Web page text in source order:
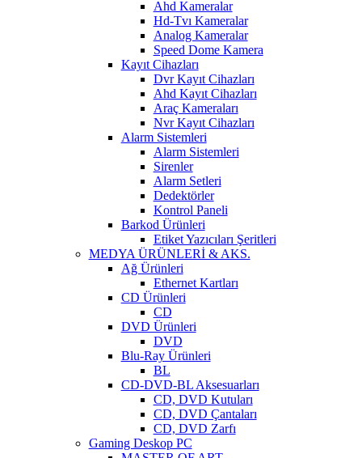
Ahd Kameralar
Hd-Tvı Kameralar
Analog Kameralar
Speed Dome Kamera
Kayıt Cihazları
Dvr Kayıt Cihazları
Ahd Kayıt Cihazları
Araç Kameraları
Nvr Kayıt Cihazları
Alarm Sistemleri
Alarm Sistemleri
Sirenler
Alarm Setleri
Dedektörler
Kontrol Paneli
Barkod Ürünleri
Etiket Yazıcıları Şeritleri
MEDYA ÜRÜNLERİ & AKS.
Ağ Ürünleri
Ethernet Kartları
CD Ürünleri
CD
DVD Ürünleri
DVD
Blu-Ray Ürünleri
BL
CD-DVD-BL Aksesuarları
CD, DVD Kutuları
CD, DVD Çantaları
CD, DVD Zarfı
Gaming Deskop PC